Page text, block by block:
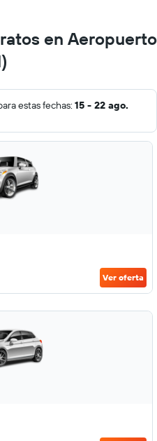
en Aeropuerto
estas fechas: 15 - 22 ago.
Ver oferta